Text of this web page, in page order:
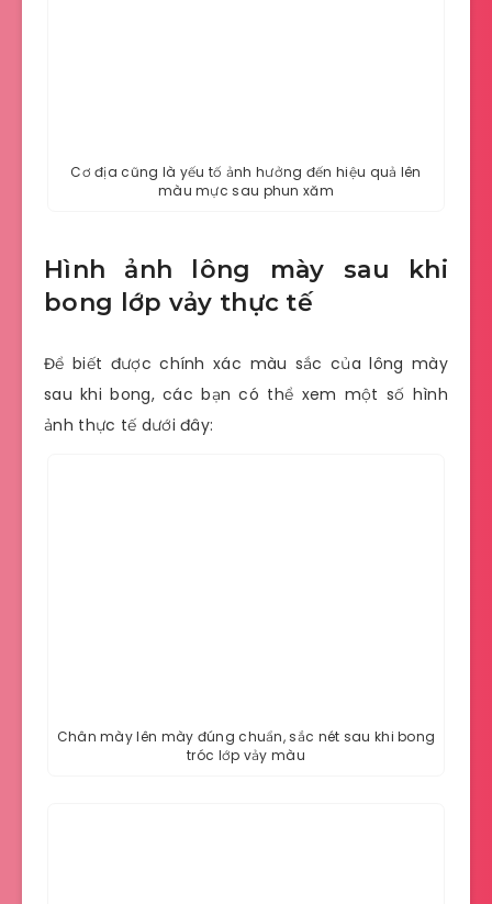
Cơ địa cũng là yếu tố ảnh hưởng đến hiệu quả lên
màu mực sau phun xăm
Hình ảnh lông mày sau khi
bong lớp vảy thực tế
Để biết được chính xác màu sắc của lông mày
sau khi bong, các bạn có thể xem một số hình
ảnh thực tế dưới đây:
Chân mày lên mày đúng chuẩn, sắc nét sau khi bong
tróc lớp vảy màu